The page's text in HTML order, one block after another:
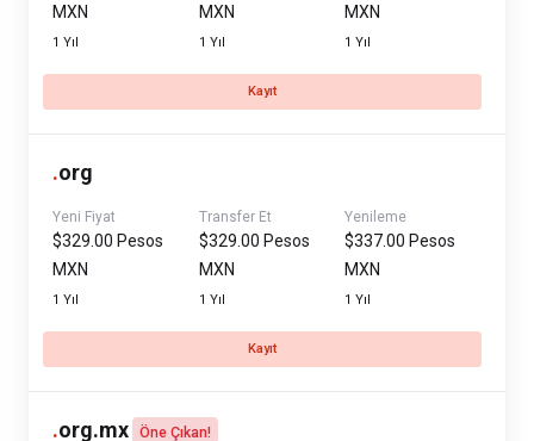
MXN
1 Yıl
MXN
1 Yıl
MXN
1 Yıl
Kayıt
.org
Yeni Fiyat
$329.00 Pesos
MXN
1 Yıl
Transfer Et
$329.00 Pesos
MXN
1 Yıl
Yenileme
$337.00 Pesos
MXN
1 Yıl
Kayıt
.org.mx Öne Çıkan!